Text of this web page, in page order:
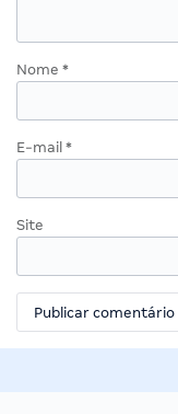
Nome *
E-mail *
Site